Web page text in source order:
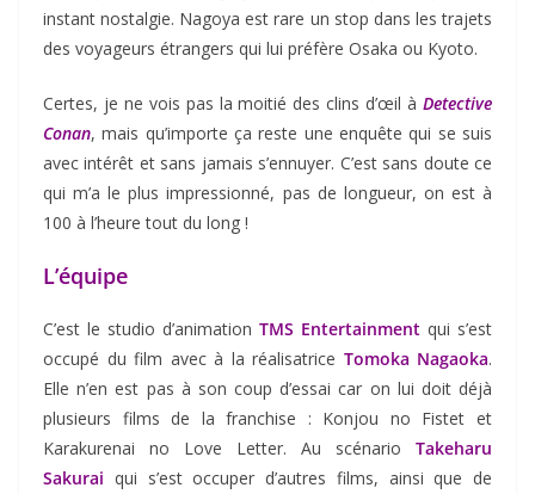
instant nostalgie. Nagoya est rare un stop dans les trajets
des voyageurs étrangers qui lui préfère Osaka ou Kyoto.
Certes, je ne vois pas la moitié des clins d’œil à Detective
Conan, mais qu’importe ça reste une enquête qui se suis
avec intérêt et sans jamais s’ennuyer. C’est sans doute ce
qui m’a le plus impressionné, pas de longueur, on est à
100 à l’heure tout du long !
L’équipe
C’est le studio d’animation TMS Entertainment qui s’est
occupé du film avec à la réalisatrice Tomoka Nagaoka.
Elle n’en est pas à son coup d’essai car on lui doit déjà
plusieurs films de la franchise : Konjou no Fistet et
Karakurenai no Love Letter. Au scénario Takeharu
Sakurai qui s’est occuper d’autres films, ainsi que de